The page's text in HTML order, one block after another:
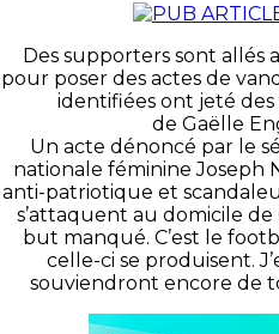
Des supporters sont allés
pour poser des actes de
identifiées ont jeté des
de Gaëlle
Un acte dénoncé par le
nationale féminine Joseph
anti-patriotique et
s’attaquent au domicile de
but manqué. C’est le
celle-ci se produisent.
souviendront encore de